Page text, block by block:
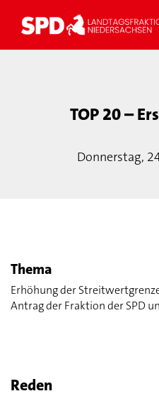
TOP 20 –
Donnerstag,
Thema
Erhöhung der
Antrag der Fraktion der SPD
Reden